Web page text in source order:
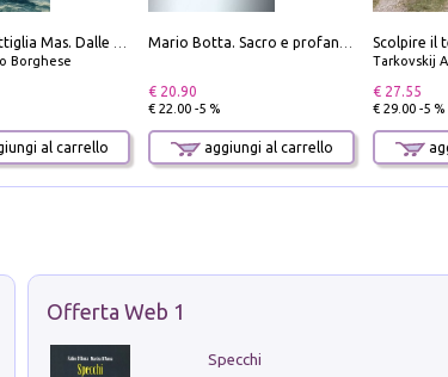
Borghese
al carrello
€ 20.90
€ 22.00 -5 %
aggiungi al carrello
Tarkovskij
€ 27.55
€ 29.00 -5 %
Offerta Web 1
Specchi